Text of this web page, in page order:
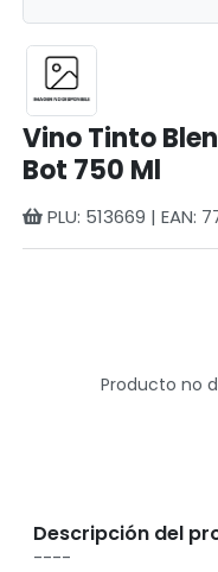
Vino Tinto
Bot 750 Ml
PLU: 513669 | EAN:
Producto no
Descripción del
----